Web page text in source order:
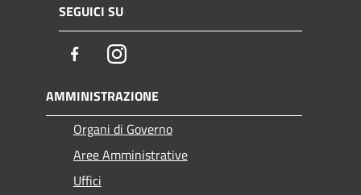
SEGUICI SU
FacebookInstagram
AMMINISTRAZIONE
Organi di Governo
Aree Amministrative
Uffici